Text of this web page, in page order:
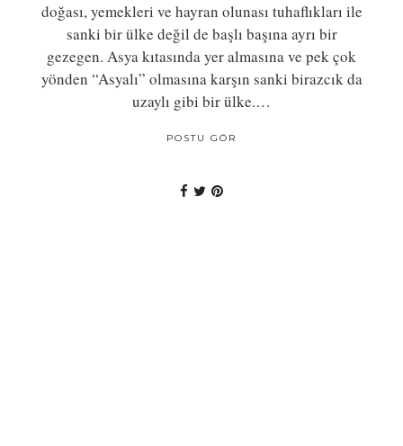
doğası, yemekleri ve hayran olunası tuhaflıkları ile
sanki bir ülke değil de başlı başına ayrı bir
gezegen. Asya kıtasında yer almasına ve pek çok
yönden “Asyalı” olmasına karşın sanki birazcık da
uzaylı gibi bir ülke.…
POSTU GÖR